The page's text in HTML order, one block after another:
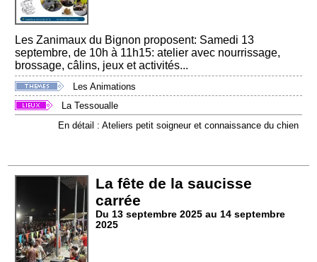
Les Zanimaux du Bignon proposent: Samedi 13
septembre, de 10h à 11h15: atelier avec nourrissage,
brossage, câlins, jeux et activités...
Les Animations
La Tessoualle
En détail : Ateliers petit soigneur et connaissance du chien
La fête de la saucisse
carrée
Du 13 septembre 2025 au 14 septembre
2025